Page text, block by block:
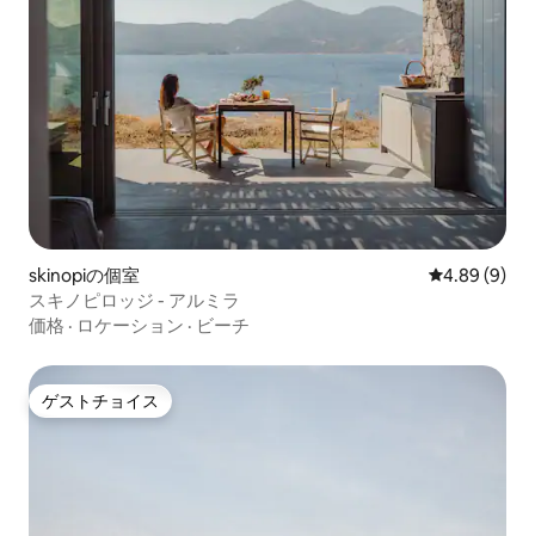
skinopiの個室 レビュー9件
4.89 (9)
スキノピロッジ - アルミラ
価格 · ロケーション · ビーチ
ゲストチョイス
ゲストチョイス